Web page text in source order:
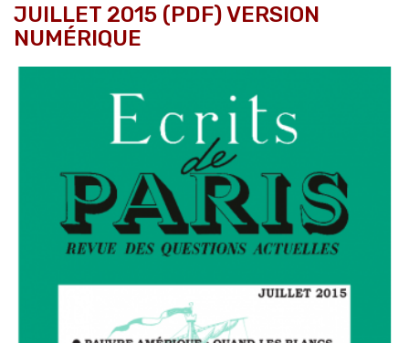
JUILLET 2015 (PDF) VERSION
NUMÉRIQUE